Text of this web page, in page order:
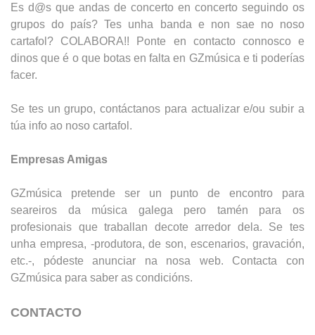
Es d@s que andas de concerto en concerto seguindo os
grupos do país? Tes unha banda e non sae no noso
cartafol? COLABORA!! Ponte en contacto connosco e
dinos que é o que botas en falta en GZmúsica e ti poderías
facer.
Se tes un grupo, contáctanos para actualizar e/ou subir a
túa info ao noso cartafol.
Empresas Amigas
GZmúsica pretende ser un punto de encontro para
seareiros da música galega pero tamén para os
profesionais que traballan decote arredor dela. Se tes
unha empresa, -produtora, de son, escenarios, gravación,
etc.-, pódeste anunciar na nosa web. Contacta con
GZmúsica para saber as condicións.
CONTACTO